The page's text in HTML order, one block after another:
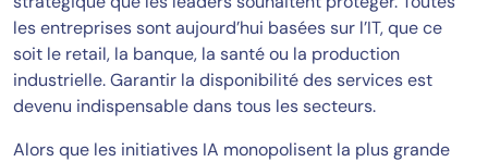
les entreprises sont aujourd’hui basées sur l’IT, que ce
soit le retail, la banque, la santé ou la production
industrielle. Garantir la disponibilité des services est
devenu indispensable dans tous les secteurs.
Alors que les initiatives IA monopolisent la plus grande